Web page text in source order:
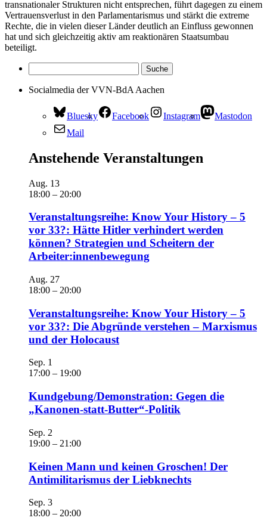
transnationaler Strukturen nicht entsprechen, führt dagegen zu einem
Vertrauensverlust in den Parlamentarismus und stärkt die extreme
Rechte, die in vielen dieser Länder deutlich an Einfluss gewonnen
hat und sich gleichzeitig aktiv am reaktionären Staatsumbau
beteiligt.
Socialmedia der VVN-BdA Aachen
Bluesky Facebook Instagram
Mastodon
Mail
Anstehende Veranstaltungen
Aug. 13
18:00 – 20:00
Veranstaltungsreihe: Know Your History – 5
vor 33?: Hätte Hitler verhindert werden
können? Strategien und Scheitern der
Arbeiter:innenbewegung
Aug. 27
18:00 – 20:00
Veranstaltungsreihe: Know Your History – 5
vor 33?: Die Abgründe verstehen – Marxismus
und der Holocaust
Sep. 1
17:00 – 19:00
Kundgebung/Demonstration: Gegen die
„Kanonen-statt-Butter“-Politik
Sep. 2
19:00 – 21:00
Keinen Mann und keinen Groschen! Der
Antimilitarismus der Liebknechts
Sep. 3
18:00 – 20:00